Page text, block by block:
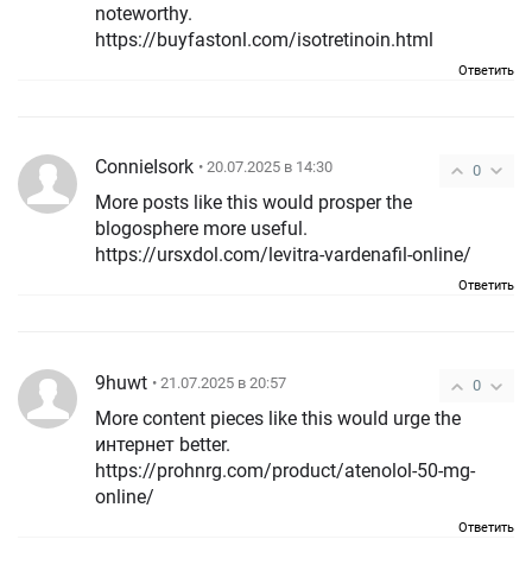
noteworthy.
https://buyfastonl.com/isotretinoin.html
Ответить
0
ConnieIsork • 20.07.2025 в 14:30
More posts like this would prosper the
blogosphere more useful.
https://ursxdol.com/levitra-vardenafil-online/
Ответить
0
9huwt • 21.07.2025 в 20:57
More content pieces like this would urge the
интернет better.
https://prohnrg.com/product/atenolol-50-mg-
online/
Ответить